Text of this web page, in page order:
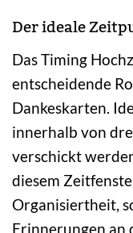
Der ideale
Das Timing
entscheidende
Dankeskarten.
innerhalb von
verschickt
diesem
Organisiertheit,
Erinnerungen an